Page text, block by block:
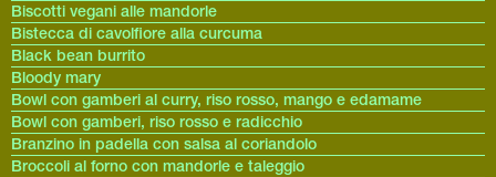
Biscotti vegani alle mandorle
Bistecca di cavolfiore alla curcuma
Black bean burrito
Bloody mary
Bowl con gamberi al curry, riso rosso, mango e edamame
Bowl con gamberi, riso rosso e radicchio
Branzino in padella con salsa al coriandolo
Broccoli al forno con mandorle e taleggio